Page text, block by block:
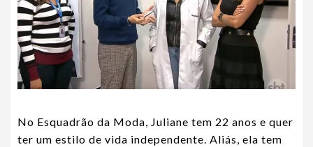
No Esquadrão da Moda, Juliane tem 22 anos e quer
ter um estilo de vida independente. Aliás, ela tem